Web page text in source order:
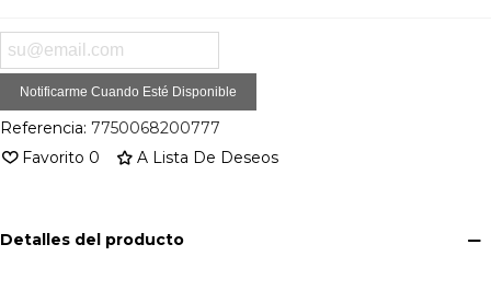
Notificarme Cuando Esté Disponible
Referencia: 7750068200777
Favorito 0 A Lista De Deseos
Detalles del producto